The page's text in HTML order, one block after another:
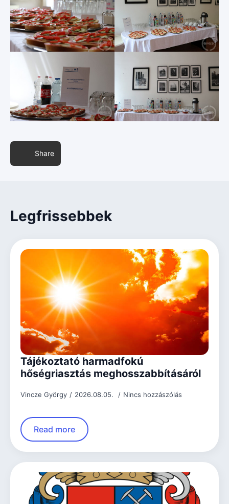
Share
Legfrissebbek
Tájékoztató harmadfokú
hőségriasztás meghosszabbításáról
Vincze György 2026.08.05. Nincs hozzászólás
Read more